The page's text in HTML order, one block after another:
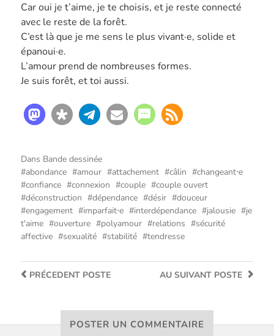
Car oui je t’aime, je te choisis, et je reste connecté
avec le reste de la forêt.
C’est là que je me sens le plus vivant·e, solide et
épanoui·e.
L’amour prend de nombreuses formes.
Je suis forêt, et toi aussi.
Dans Bande dessinée
abondance
amour attachement câlin
changeant⋅e
confiance
connexion couple
couple ouvert
déconstruction
dépendance désir
douceur
engagement
imparfait⋅e interdépendance jalousie
je
t'aime
ouverture polyamour relations
sécurité
affective
sexualité stabilité tendresse
AU SUIVANT POSTE
PRÉCEDENTPOSTE
POSTER UN COMMENTAIRE